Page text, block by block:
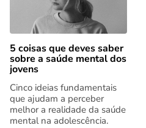
5 coisas que deves saber
sobre a saúde mental dos
jovens
Cinco ideias fundamentais
que ajudam a perceber
melhor a realidade da saúde
mental na adolescência.